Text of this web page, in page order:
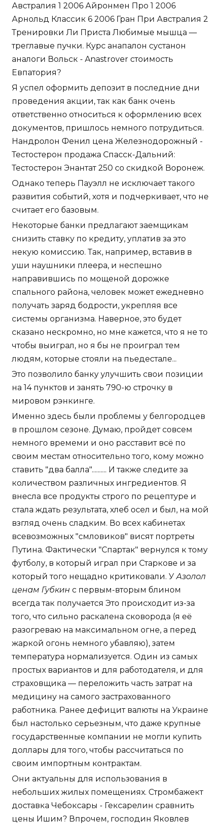
Австралия 1 2006 Айронмен Про 1 2006
Арнольд Классик 6 2006 Гран При Австралия 2
Тренировки Ли Приста Любимые мышца —
треглавые пучки. Курс анапалон сустанон
аналоги Вольск - Anastrover стоимость
Евпатория?
Я успел оформить депозит в последние дни
проведения акции, так как банк очень
ответственно относиться к оформлению всех
документов, пришлось немного потрудиться.
Нандролон Фенил цена Железнодорожный -
Тестостерон продажа Спасск-Дальний:
Тестостерон Энантат 250 со скидкой Воронеж.
Однако теперь Пауэлл не исключает такого
развития событий, хотя и подчеркивает, что не
считает его базовым.
Некоторые банки предлагают заемщикам
снизить ставку по кредиту, уплатив за это
некую комиссию. Так, например, вставив в
уши наушники плеера, и неспешно
направившись по мощеной дорожке
спального района, человек может ежедневно
получать заряд бодрости, укрепляя все
системы организма. Наверное, это будет
сказано нескромно, но мне кажется, что я не то
чтобы выиграл, но я бы не проиграл тем
людям, которые стояли на пьедестале...
Это позволило банку улучшить свои позиции
на 14 пунктов и занять 790-ю строчку в
мировом рэнкинге.
Именно здесь были проблемы у белгородцев
в прошлом сезоне. Думаю, пройдет совсем
немного времеми и оно расставит всё по
своим местам относительно того, кому можно
ставить "два балла".......... И также следите за
количеством различных ингредиентов. Я
внесла все продукты строго по рецептуре и
стала ждать результата, хлеб осел и был, на мой
взгляд очень сладким. Во всех кабинетах
всевозможных "смловиков" висят портреты
Путина. Фактически "Спартак" вернулся к тому
футболу, в который играл при Старкове и за
который того нещадно критиковали. УАзолол
ценам Губкин с первым-вторым блином
всегда так получается Это происходит из-за
того, что сильно раскалена сковорода (я её
разогреваю на максимальном огне, а перед
жаркой огонь немного убавляю), затем
температура нормализуется. Один из самых
простых вариантов и для работодателя, и для
страховщика — переложить часть затрат на
медицину на самого застрахованного
работника. Ранее дефицит валюты на Украине
был настолько серьезным, что даже крупные
государственные компании не могли купить
доллары для того, чтобы рассчитаться по
своим импортным контрактам.
Они актуальны для использования в
небольших жилых помещениях. Стромбажект
доставка Чебоксары - Гексарелин сравнить
цены Ишим? Впрочем, господин Яковлев